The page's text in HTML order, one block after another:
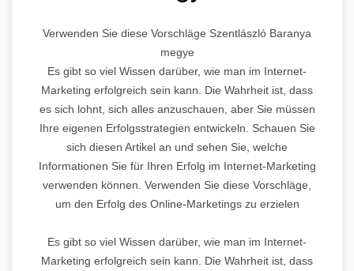
Verwenden Sie diese Vorschläge Szentlászló Baranya
megye
Es gibt so viel Wissen darüber, wie man im Internet-
Marketing erfolgreich sein kann. Die Wahrheit ist, dass
es sich lohnt, sich alles anzuschauen, aber Sie müssen
Ihre eigenen Erfolgsstrategien entwickeln. Schauen Sie
sich diesen Artikel an und sehen Sie, welche
Informationen Sie für Ihren Erfolg im Internet-Marketing
verwenden können. Verwenden Sie diese Vorschläge,
um den Erfolg des Online-Marketings zu erzielen
Es gibt so viel Wissen darüber, wie man im Internet-
Marketing erfolgreich sein kann. Die Wahrheit ist, dass